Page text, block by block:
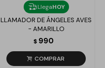
LlegaHOY
LLAMADOR DE ÁNGELES AVES
- AMARILLO
$ 990